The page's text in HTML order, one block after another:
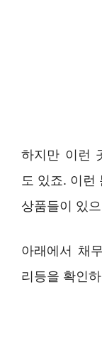
하지만 이런
도 있죠. 이런
상품들이 있
아래에서 채
리등을 확인